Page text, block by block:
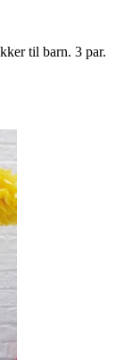
til barn. 3 par.